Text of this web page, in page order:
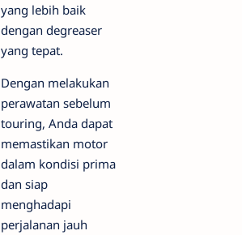
yang lebih baik
dengan degreaser
yang tepat.
Dengan melakukan
perawatan sebelum
touring, Anda dapat
memastikan motor
dalam kondisi prima
dan siap
menghadapi
perjalanan jauh